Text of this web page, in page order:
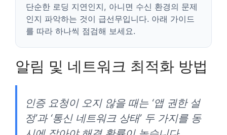
단순한 로딩 지연인지, 아니면 수신 환경의 문제
인지 파악하는 것이 급선무입니다. 아래 가이드
를 따라 하나씩 점검해 보세요.
알림 및 네트워크 최적화 방법
인증 요청이 오지 않을 때는 ‘앱 권한 설
정’과 ‘통신 네트워크 상태’ 두 가지를 동